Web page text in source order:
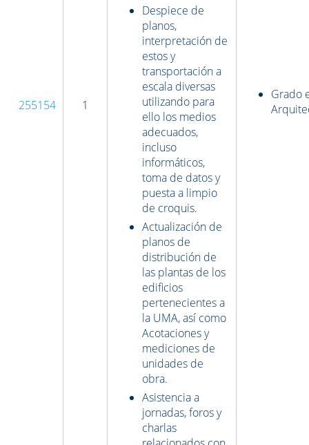
255154 1
Despiece de
planos,
interpretación de
estos y
transportación a
escala diversas
utilizando para
ello los medios
adecuados,
incluso
informáticos,
toma de datos y
puesta a limpio
de croquis.
Actualización de
planos de
distribución de
las plantas de los
edificios
pertenecientes a
la UMA, así como
Acotaciones y
mediciones de
unidades de
obra.
Asistencia a
jornadas, foros y
charlas
Grado